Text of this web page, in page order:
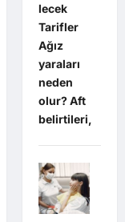
lecek
Tarifler
Ağız
yaraları
neden
olur? Aft
belirtileri,